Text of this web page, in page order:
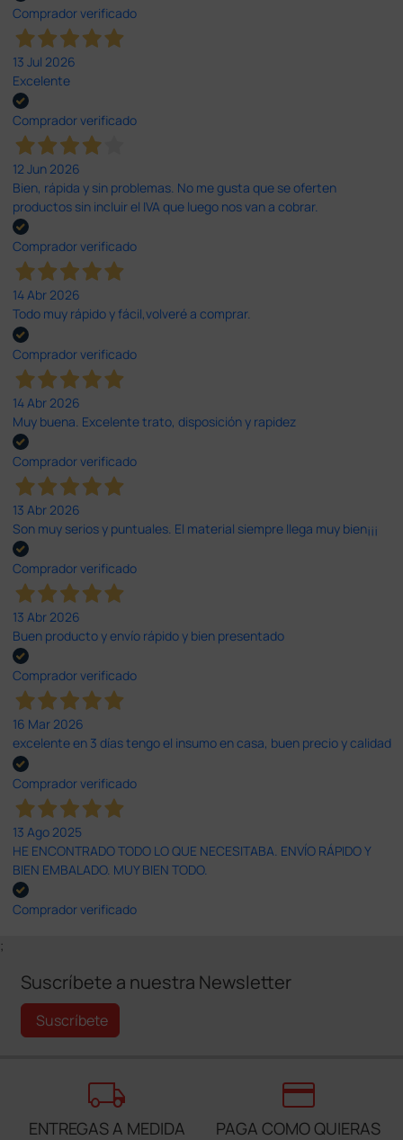
Comprador verificado
13 Jul 2026
Excelente
Comprador verificado
12 Jun 2026
Bien, rápida y sin problemas. No me gusta que se oferten
productos sin incluir el IVA que luego nos van a cobrar.
Comprador verificado
14 Abr 2026
Todo muy rápido y fácil,volveré a comprar.
Comprador verificado
14 Abr 2026
Muy buena. Excelente trato, disposición y rapidez
Comprador verificado
13 Abr 2026
Son muy serios y puntuales. El material siempre llega muy bien¡¡¡
Comprador verificado
13 Abr 2026
Buen producto y envío rápido y bien presentado
Comprador verificado
16 Mar 2026
excelente en 3 días tengo el insumo en casa, buen precio y calidad
Comprador verificado
13 Ago 2025
HE ENCONTRADO TODO LO QUE NECESITABA. ENVÍO RÁPIDO Y
BIEN EMBALADO. MUY BIEN TODO.
Comprador verificado
;
Suscríbete a nuestra Newsletter
Suscríbete
local_shipping
ENTREGAS A MEDIDA
credit_card
PAGA COMO QUIERAS